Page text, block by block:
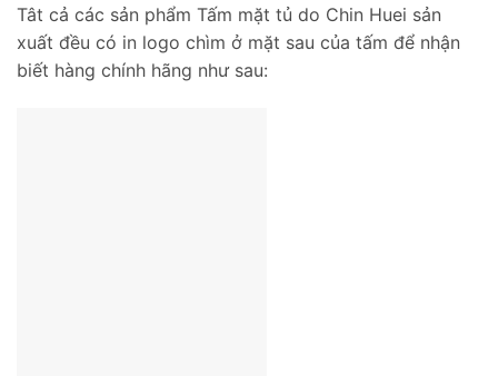
Tât cả các sản phẩm Tấm mặt tủ do Chin Huei sản
xuất đều có in logo chìm ở mặt sau của tấm để nhận
biết hàng chính hãng như sau: